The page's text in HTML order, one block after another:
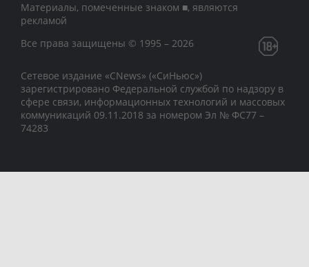
Материалы, помеченные знаком ■, являются
рекламой
Все права защищены © 1995 – 2026
Сетевое издание «CNews» («СиНьюс»)
зарегистрировано Федеральной службой по надзору в
сфере связи, информационных технологий и массовых
коммуникаций 09.11.2018 за номером Эл № ФС77 –
74283